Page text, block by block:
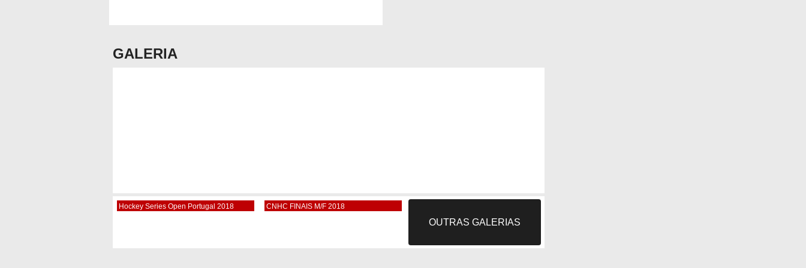
GALERIA
Hockey Series Open Portugal 2018 CNHC FINAIS M/F 2018
OUTRAS GALERIAS